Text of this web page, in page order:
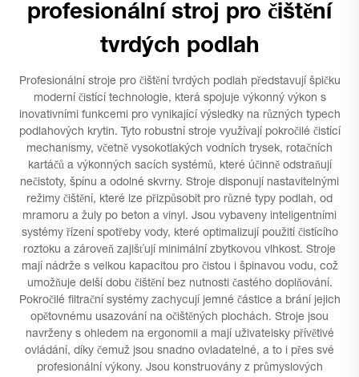
profesionální stroj pro čištění
tvrdých podlah
Profesionální stroje pro čištění tvrdých podlah představují špičku
moderní čistící technologie, která spojuje výkonný výkon s
inovativními funkcemi pro vynikající výsledky na různých typech
podlahových krytin. Tyto robustní stroje využívají pokročilé čistící
mechanismy, včetně vysokotlakých vodních trysek, rotačních
kartáčů a výkonných sacích systémů, které účinně odstraňují
nečistoty, špínu a odolné skvrny. Stroje disponují nastavitelnými
režimy čištění, které lze přizpůsobit pro různé typy podlah, od
mramoru a žuly po beton a vinyl. Jsou vybaveny inteligentními
systémy řízení spotřeby vody, které optimalizují použití čistícího
roztoku a zároveň zajišťují minimální zbytkovou vlhkost. Stroje
mají nádrže s velkou kapacitou pro čistou i špinavou vodu, což
umožňuje delší dobu čištění bez nutnosti častého doplňování.
Pokročilé filtrační systémy zachycují jemné částice a brání jejich
opětovnému usazování na očištěných plochách. Stroje jsou
navrženy s ohledem na ergonomii a mají uživatelsky přívětivé
ovládání, díky čemuž jsou snadno ovladatelné, a to i přes své
profesionální výkony. Jsou konstruovány z průmyslových